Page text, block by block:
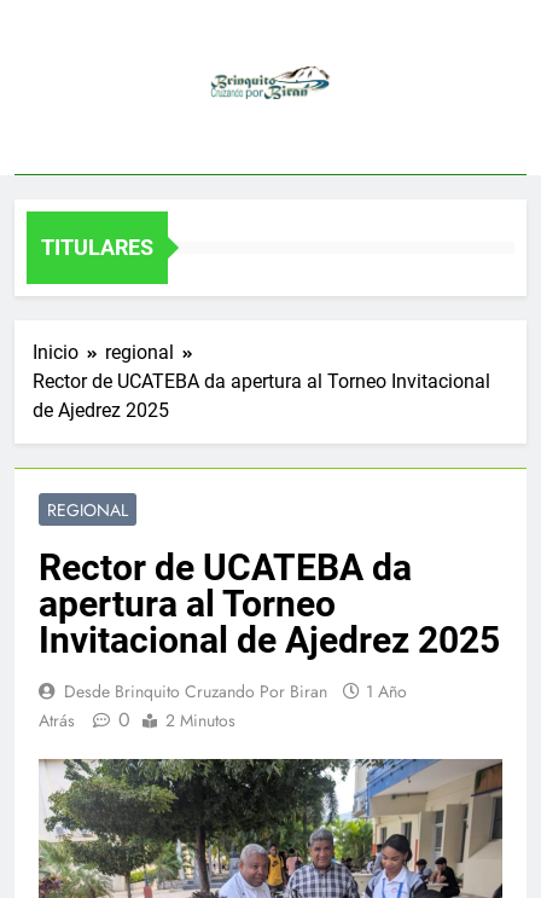
TITULARES
Inicio
regional
Rector de UCATEBA da apertura al Torneo Invitacional
de Ajedrez 2025
REGIONAL
Rector de UCATEBA da
apertura al Torneo
Invitacional de Ajedrez 2025
Desde Brinquito Cruzando Por Biran
1 Año
Atrás
0 2 Minutos